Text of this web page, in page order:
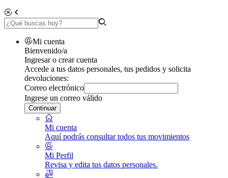
Mi cuenta
Bienvenido/a
Ingresar o crear cuenta
Accede a tus datos personales, tus pedidos y solicita
devoluciones:
Correo electrónico
Ingrese un correo válido
Continuar
Mi cuenta
Aquí podrás consultar todos tus movimientos
Mi Perfil
Revisa y edita tus datos personales.